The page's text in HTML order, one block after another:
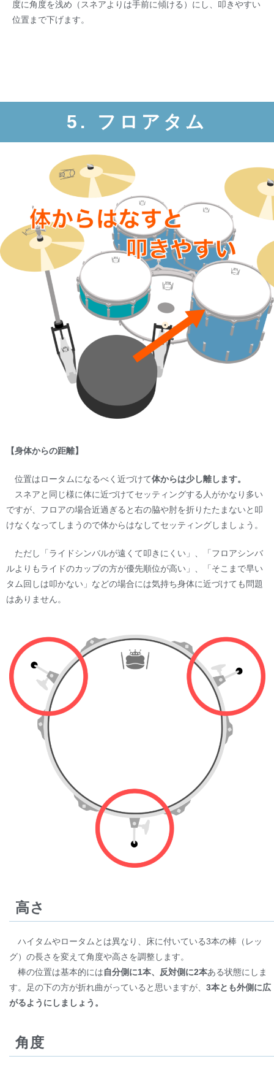
度に角度を浅め（スネアよりは手前に傾ける）にし、叩きやすい
位置まで下げます。
5. フロアタム
【身体からの距離】
位置はロータムになるべく近づけて体からは少し離します。
スネアと同じ様に体に近づけてセッティングする人がかなり多い
ですが、フロアの場合近過ぎると右の脇や肘を折りたたまないと叩
けなくなってしまうので体からはなしてセッティングしましょう。
ただし「ライドシンバルが遠くて叩きにくい」、「フロアシンバ
ルよりもライドのカップの方が優先順位が高い」、「そこまで早い
タム回しは叩かない」などの場合には気持ち身体に近づけても問題
はありません。
高さ
ハイタムやロータムとは異なり、床に付いている3本の棒（レッ
グ）の長さを変えて角度や高さを調整します。
棒の位置は基本的には自分側に1本、反対側に2本ある状態にしま
す。足の下の方が折れ曲がっていると思いますが、 3本とも外側に広
がるようにしましょう。
角度